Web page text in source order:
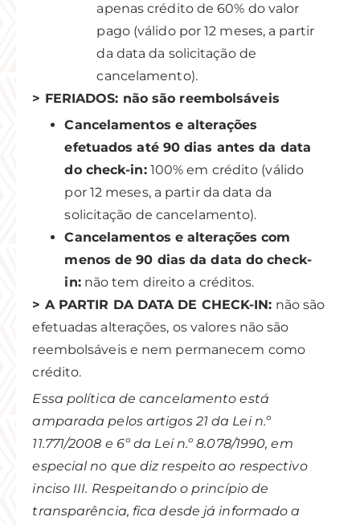
apenas crédito de 60% do valor
pago (válido por 12 meses, a partir
da data da solicitação de
cancelamento).
> FERIADOS: não são reembolsáveis
Cancelamentos e alterações
efetuados até 90 dias antes da data
do check-in:100% em crédito (válido
por 12 meses, a partir da data da
solicitação de cancelamento).
Cancelamentos e alterações com
menos de 90 dias da data do check-
in:não tem direito a créditos.
> A PARTIR DA DATA DE CHECK-IN: não são
efetuadas alterações, os valores não são
reembolsáveis e nem permanecem como
crédito.
Essa política de cancelamento está
amparada pelos artigos 21 da Lei n.º
11.771/2008 e 6º da Lei n.º 8.078/1990, em
especial no que diz respeito ao respectivo
inciso III. Respeitando o princípio de
transparência, fica desde já informado a